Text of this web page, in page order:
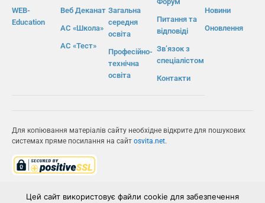
WEB-
Education
Веб Деканат
АС «Школа»
АС «Тест»
Загальна
середня
освіта
Професійно-
технічна
освіта
Питання та
відповіді
Зв’язок з
спеціалістом
Контакти
Новини
Оновлення
Для копіювання матеріалів сайту необхідне відкрите для пошукових
системах пряме посилання на сайт osvita.net.
Цей сайт використовує файли cookie для забезпечення